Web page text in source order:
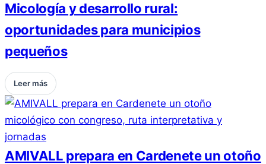
Micología y desarrollo rural:
oportunidades para municipios
pequeños
Leer más
AMIVALL prepara en Cardenete un otoño